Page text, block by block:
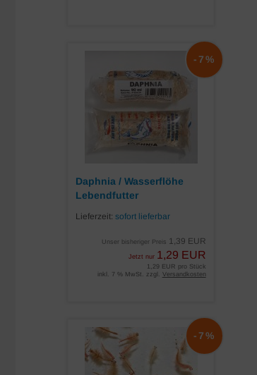
Daphnia / Wasserflöhe
Lebendfutter
Lieferzeit:sofort lieferbar
Unser bisheriger Preis 1,39 EUR
Jetzt nur 1,29 EUR
-7%
1,29 EUR pro Stück
inkl. 7 % MwSt. zzgl. Versandkosten
-7%